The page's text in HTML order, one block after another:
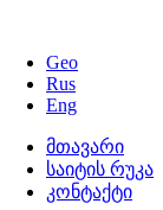
Geo
Rus
Eng
მთავარი
საიტის რუკა
კონტაქტი